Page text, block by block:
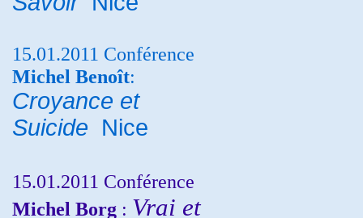
15.01.2011 Conférence
Michel Benoît:
Croyance et
Suicide Nice
15.01.2011 Conférence
Michel Borg : Vrai et